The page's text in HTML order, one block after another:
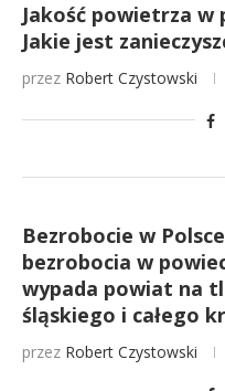
Jakość powietrza w
Jakie jest
przez Robert Czystowski
Bezrobocie w
bezrobocia w
wypada powiat na
śląskiego i całego
przez Robert Czystowski